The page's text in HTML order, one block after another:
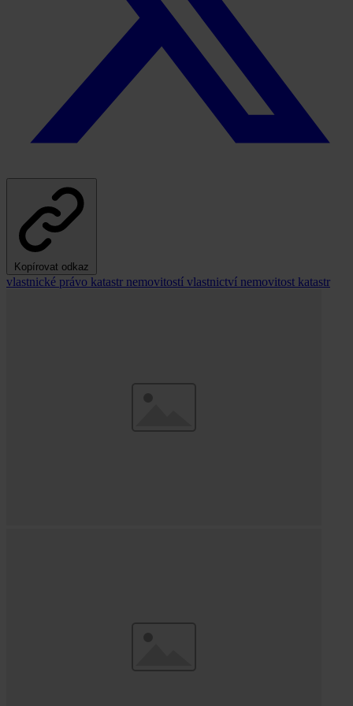
Kopírovat odkaz
vlastnické právo katastr nemovitostí vlastnictví nemovitost katastr